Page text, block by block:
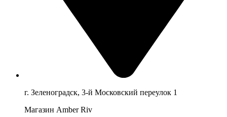
г. Зеленоградск, 3-й Московский переулок 1
Магазин Amber Riv